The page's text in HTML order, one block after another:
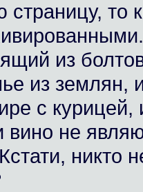
страницу, то
из
из землян,
с
вино не
никто